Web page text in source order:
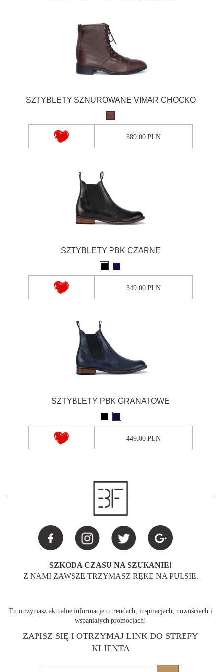
SZTYBLETY SZNUROWANE VIMAR CHOCKO
389.00 PLN
SZTYBLETY PBK CZARNE
349.00 PLN
SZTYBLETY PBK GRANATOWE
449.00 PLN
SZKODA CZASU NA SZUKANIE!
Z NAMI ZAWSZE TRZYMASZ RĘKĘ NA PULSIE.
Tu otrzymasz aktualne informacje o trendach, inspiracjach, nowościach i
wspaniałych promocjach!
ZAPISZ SIĘ I OTRZYMAJ LINK DO STREFY
KLIENTA